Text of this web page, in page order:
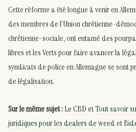
Cette réforme a été longue à venir en
des membres de l’Union chrétienne-
chrétienne-sociale, ont entamé des
libres et les Verts pour faire avancer la
syndicats de police en Allemagne se sont
de légalisation.
Sur le même sujet :Le CBDetTout savoir
juridiques pour les dealers de weedet